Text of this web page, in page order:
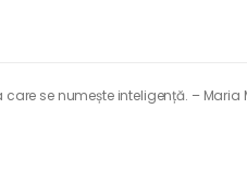
se numește inteligență. – Maria